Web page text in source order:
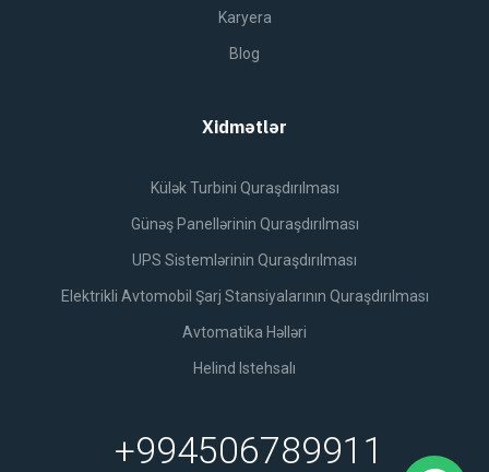
Karyera
Blog
Xidmətlər
Külək Turbini Quraşdırılması
Günəş Panellərinin Quraşdırılması
UPS Sistemlərinin Quraşdırılması
Elektrikli Avtomobil Şarj Stansiyalarının Quraşdırılması
Avtomatika Həlləri
Helind Istehsalı
+994506789911